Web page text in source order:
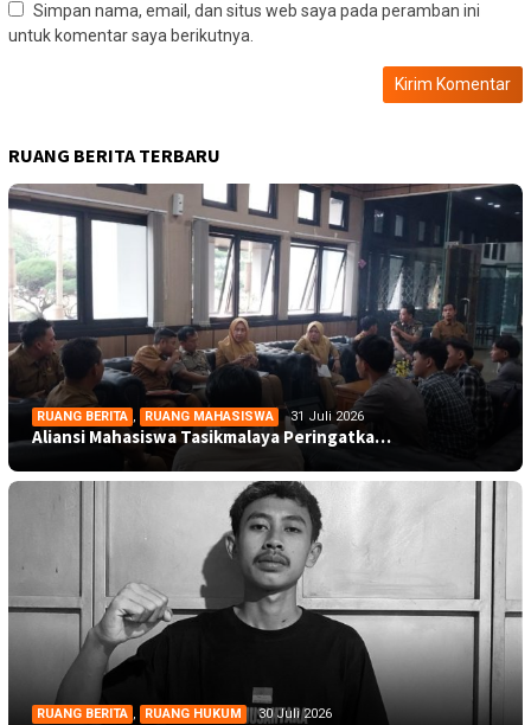
Simpan nama, email, dan situs web saya pada peramban ini
untuk komentar saya berikutnya.
RUANG BERITA TERBARU
RUANG BERITA , RUANG MAHASISWA 31 Juli 2026
Aliansi Mahasiswa Tasikmalaya Peringatka…
RUANG BERITA , RUANG HUKUM 30 Juli 2026